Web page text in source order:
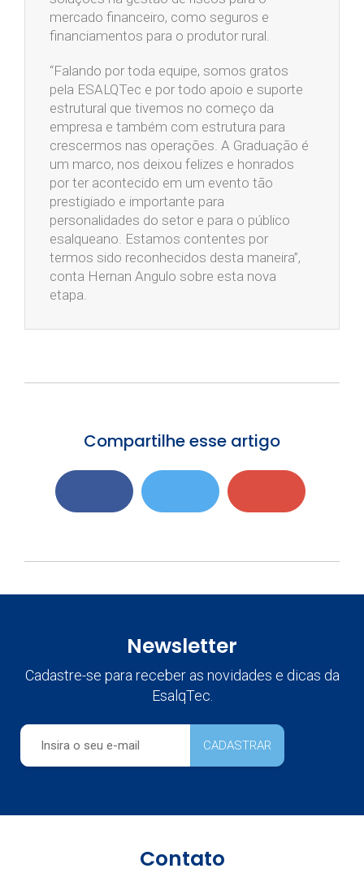
mercado financeiro, como seguros e
financiamentos para o produtor rural.
“Falando por toda equipe, somos gratos
pela ESALQTec e por todo apoio e suporte
estrutural que tivemos no começo da
empresa e também com estrutura para
crescermos nas operações. A Graduação é
um marco, nos deixou felizes e honrados
por ter acontecido em um evento tão
prestigiado e importante para
personalidades do setor e para o público
esalqueano. Estamos contentes por
termos sido reconhecidos desta maneira”,
conta Hernan Angulo sobre esta nova
etapa.
Compartilhe esse artigo
Newsletter
Cadastre-se para receber as novidades e dicas da
EsalqTec.
Contato